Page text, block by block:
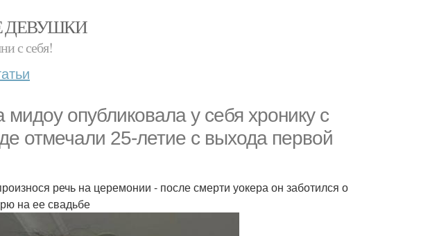
ДЕВУШКИ
с себя!
мидоу опубликовала у себя хронику с
отмечали 25-летие с выхода первой
речь на церемонии - после смерти уокера он заботился о
на ее свадьбе